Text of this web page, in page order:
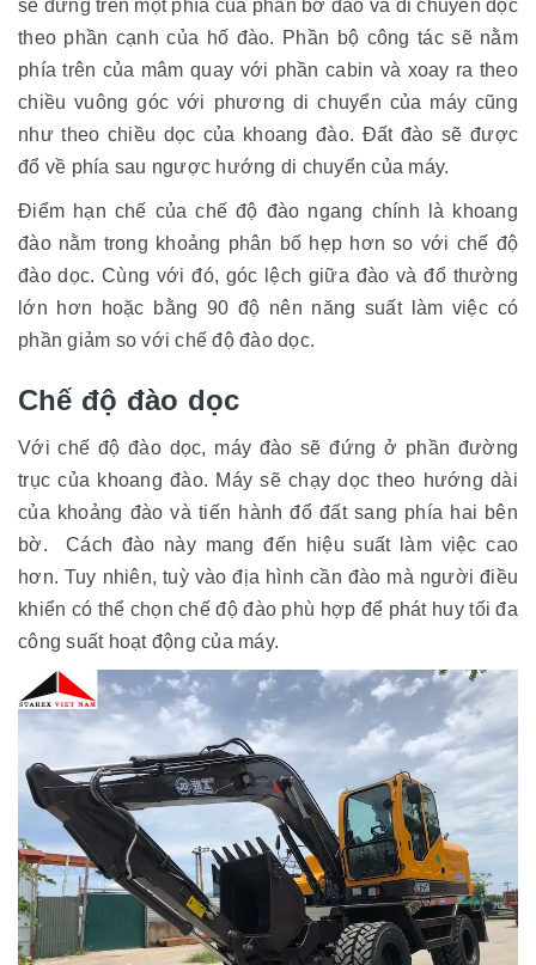
sẽ đứng trên một phía của phần bờ đào và di chuyển dọc
theo phần cạnh của hố đào. Phần bộ công tác sẽ nằm
phía trên của mâm quay với phần cabin và xoay ra theo
chiều vuông góc với phương di chuyển của máy cũng
như theo chiều dọc của khoang đào. Đất đào sẽ được
đổ về phía sau ngược hướng di chuyển của máy.
Điểm hạn chế của chế độ đào ngang chính là khoang
đào nằm trong khoảng phân bố hẹp hơn so với chế độ
đào dọc. Cùng với đó, góc lệch giữa đào và đổ thường
lớn hơn hoặc bằng 90 độ nên năng suất làm việc có
phần giảm so với chế độ đào dọc.
Chế độ đào dọc
Với chế độ đào dọc, máy đào sẽ đứng ở phần đường
trục của khoang đào. Máy sẽ chạy dọc theo hướng dài
của khoảng đào và tiến hành đổ đất sang phía hai bên
bờ. Cách đào này mang đến hiệu suất làm việc cao
hơn. Tuy nhiên, tuỳ vào địa hình cần đào mà người điều
khiển có thể chọn chế độ đào phù hợp để phát huy tối đa
công suất hoạt động của máy.